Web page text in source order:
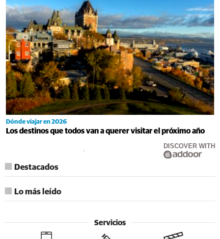
Dónde viajar en 2026
Los destinos que todos van a querer visitar el próximo año
DISCOVER WITH
Destacados
Lo más leído
Servicios